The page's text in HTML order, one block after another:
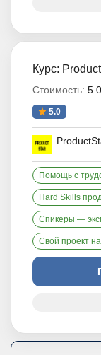
Курс:
Стоимость: 5
5.0
Помощь с
Hard Skills
Спикеры —
Свой проект